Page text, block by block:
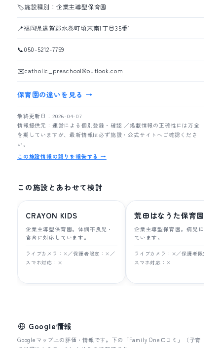
🏷️施設種別：企業主導型保育園
📍福岡県遠賀郡水巻町頃末南1丁目35番1
📞050-5212-7759
✉️catholic_preschool@outlook.com
保育園の違いを見る →
最終更新日：2026-04-07
情報提供元：運営による個別登録・確認 ／掲載情報の正確性には万全
を期していますが、最新情報は必ず施設・公式サイトへご確認くださ
い。
この施設情報の誤りを報告する →
この施設とあわせて検討
CRAYON KIDS
企業主導型保育園。体調不良児・
食育に対応しています。
ライブカメラ：×／保護者限定：×／
スマホ対応：×
荒田はなうた保育園
企業主導型保育園。病児に対応
ています。
ライブカメラ：×／保護者限定：×
スマホ対応：×
Google情報
Googleマップ上の評価・情報です。下の「Family One口コミ」（子育